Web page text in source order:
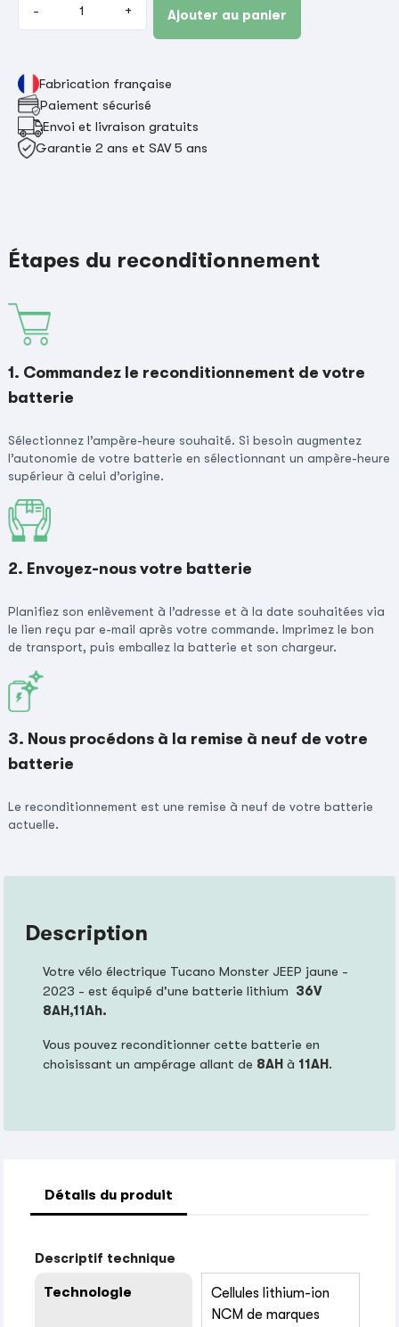
- + Ajouter au panier
Fabrication française
Paiement sécurisé
Envoi et livraison gratuits
Garantie 2 ans et SAV 5 ans
Étapes du reconditionnement
1. Commandez le reconditionnement de votre
batterie
Sélectionnez l’ampère-heure souhaité. Si besoin augmentez
l’autonomie de votre batterie en sélectionnant un ampère-heure
supérieur à celui d’origine.
2. Envoyez-nous votre batterie
Planifiez son enlèvement à l’adresse et à la date souhaitées via
le lien reçu par e-mail après votre commande. Imprimez le bon
de transport, puis emballez la batterie et son chargeur.
3. Nous procédons à la remise à neuf de votre
batterie
Le reconditionnement est une remise à neuf de votre batterie
actuelle.
Description
Votre vélo électrique Tucano Monster JEEP jaune -
2023 - est équipé d'une batterie lithium 36V
8AH,11Ah.
Vous pouvez reconditionner cette batterie en
choisissant un ampérage allant de 8AH à 11AH.
Détails du produit
Descriptif technique
Technologie
Cellules lithium-ion
NCM de marques